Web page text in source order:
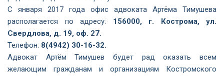
С января 2017 года офис адвоката Артёма Тимушева
располагается по адресу: 156000, г. Кострома, ул.
Свердлова, д. 19, оф. 27.
Телефон: 8(4942) 30-16-32.
Адвокат Артём Тимушев будет рад оказать всем
желающим гражданам и организациям Костромского